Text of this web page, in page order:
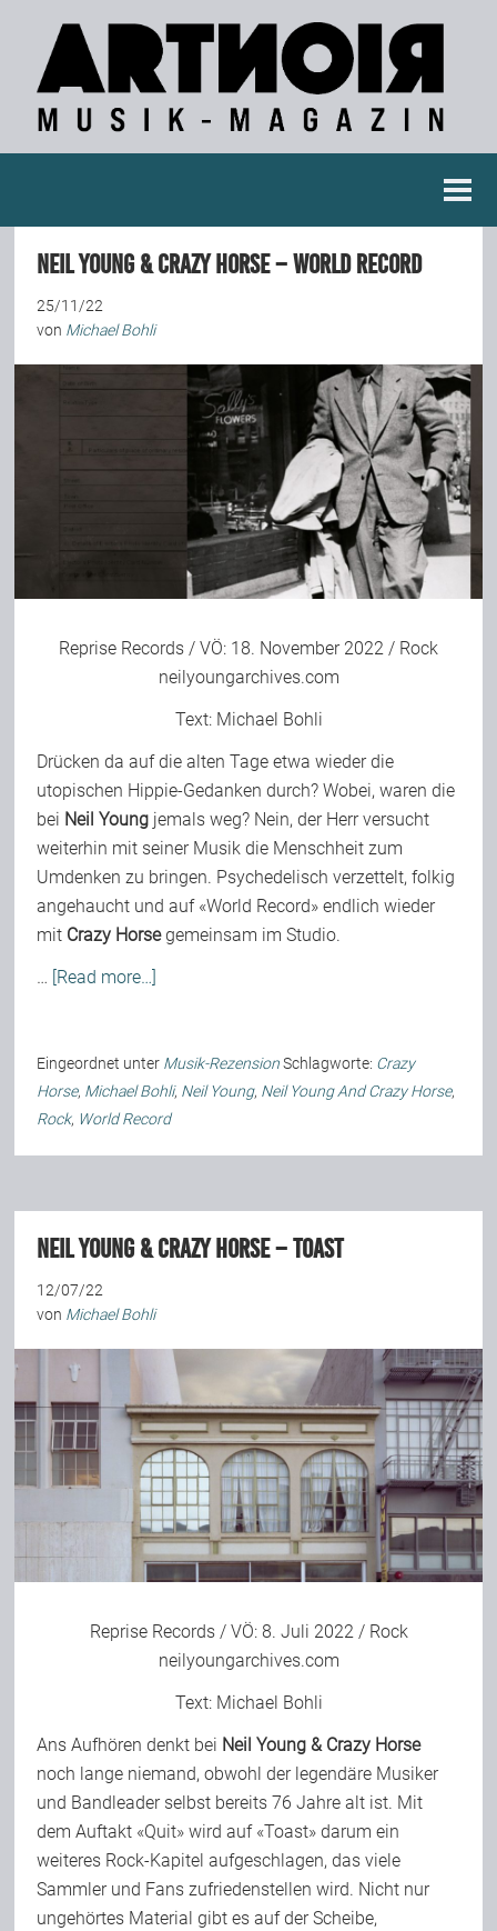
Konzertberichte
Fotoreportagen
Rezensionen
Alles andere
Backstage
Join Us
Kalender
Neil Young & Crazy Horse – World Record
25/11/22
von Michael Bohli
Reprise Records / VÖ: 18. November 2022 / Rock
neilyoungarchives.com
Text: Michael Bohli
Drücken da auf die alten Tage etwa wieder die
utopischen Hippie-Gedanken durch? Wobei, waren die
bei Neil Young jemals weg? Nein, der Herr versucht
weiterhin mit seiner Musik die Menschheit zum
Umdenken zu bringen. Psychedelisch verzettelt, folkig
angehaucht und auf «World Record» endlich wieder
mit Crazy Horsegemeinsam im Studio.
… [Read more…]
Eingeordnet unter Musik-Rezension Schlagworte: Crazy
Horse, Michael Bohli, Neil Young, Neil Young And Crazy Horse,
Rock, World Record
Neil Young & Crazy Horse – Toast
12/07/22
von Michael Bohli
Reprise Records / VÖ: 8. Juli 2022 / Rock
neilyoungarchives.com
Text: Michael Bohli
Ans Aufhören denkt bei Neil Young & Crazy Horse
noch lange niemand, obwohl der legendäre Musiker
und Bandleader selbst bereits 76 Jahre alt ist. Mit
dem Auftakt «Quit» wird auf «Toast» darum ein
weiteres Rock-Kapitel aufgeschlagen, das viele
Sammler und Fans zufriedenstellen wird. Nicht nur
ungehörtes Material gibt es auf der Scheibe,